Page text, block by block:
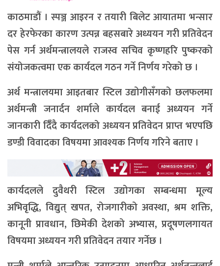
काठमाडौं । स्पञ्ज आइरन र तयारी बिलेट आयातमा भन्सार
दर हेरफेरका कारण उत्पन्न बहसबारे अध्ययन गरी प्रतिवेदन
पेस गर्न अर्थमन्त्रालयले राजस्व सचिव कृष्णहरि पुष्करको
संयोजकत्वमा एक कार्यदल गठन गर्ने निर्णय गरेको छ ।
अर्थ मन्त्रालयमा आइतबार स्टिल उद्योगीसँगको छलफलमा
अर्थमन्त्री जनार्दन शर्माले कार्यदल बनाई अध्ययन गर्ने
जानकारी दिँँदै कार्यदलको अध्ययन प्रतिवेदन प्राप्त भएपछि
डण्डी विवादका विषयमा आवश्यक निर्णय गरिने बताए ।
कार्यदलले दुवैथरी स्टिल उद्योगका सम्बन्धमा मूल्य
अभिवृद्धि, विद्युत् खपत, रोजगारीको अवस्था, श्रम शक्ति,
कानूनी प्रावधान, छिमेकी देशको अभ्यास, प्रदूषणलगायत
विषयमा अध्ययन गरी प्रतिवेदन तयार गर्नेछ ।